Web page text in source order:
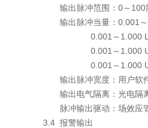
输出脉冲范围：0～100
输出脉冲当量：0.001～
0.001～1.000
0.001～1.000
0.001～1.000
输出脉冲宽度：用户软
输出电气隔离：光电隔离
脉冲输出驱动：场效应管
3.4 报警输出